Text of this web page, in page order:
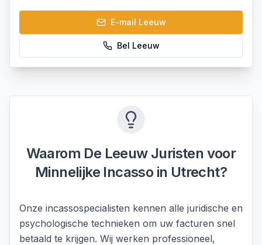
E-mail Leeuw
Bel Leeuw
Waarom De Leeuw Juristen voor
Minnelijke Incasso in Utrecht?
Onze incassospecialisten kennen alle juridische en
psychologische technieken om uw facturen snel
betaald te krijgen. Wij werken professioneel,